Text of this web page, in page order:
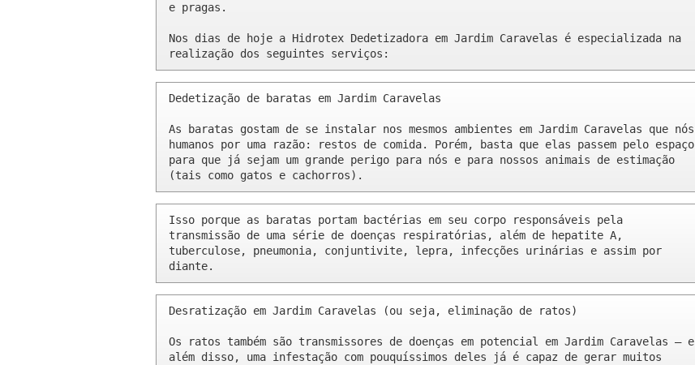
e pragas.
Nos dias de hoje a Hidrotex Dedetizadora em Jardim Caravelas é especializada na
realização dos seguintes serviços:
Dedetização de baratas em Jardim Caravelas
As baratas gostam de se instalar nos mesmos ambientes em Jardim Caravelas que nós
humanos por uma razão: restos de comida. Porém, basta que elas passem pelo espaço
para que já sejam um grande perigo para nós e para nossos animais de estimação
(tais como gatos e cachorros).
Isso porque as baratas portam bactérias em seu corpo responsáveis pela
transmissão de uma série de doenças respiratórias, além de hepatite A,
tuberculose, pneumonia, conjuntivite, lepra, infecções urinárias e assim por
diante.
Desratização em Jardim Caravelas (ou seja, eliminação de ratos)
Os ratos também são transmissores de doenças em potencial em Jardim Caravelas – e
além disso, uma infestação com pouquíssimos deles já é capaz de gerar muitos